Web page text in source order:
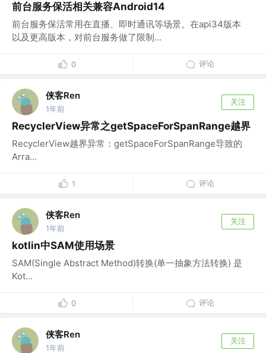
前台服务保活相关兼容Android14
前台服务保活常用在直播、即时通讯等场景。在api34版本
以及更高版本，对前台服务做了限制...
0 评论
侠客Ren
1年前
关注
RecyclerView异常之getSpaceForSpanRange越界
RecyclerView越界异常：getSpaceForSpanRange导致的
Arra...
1 评论
侠客Ren
1年前
关注
kotlin中SAM使用场景
SAM(Single Abstract Method)转换(单一抽象方法转换) 是
Kot...
0 评论
侠客Ren
1年前
关注